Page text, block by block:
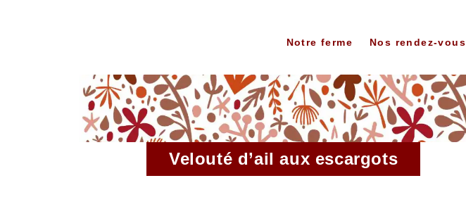
Notre ferme Nos rendez-vous
Velouté d’ail aux escargots